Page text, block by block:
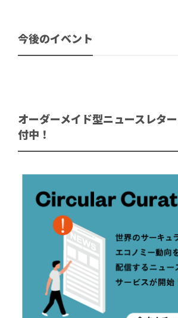
今後のイベント
オーダーメイド型ニュースレタ
付中！